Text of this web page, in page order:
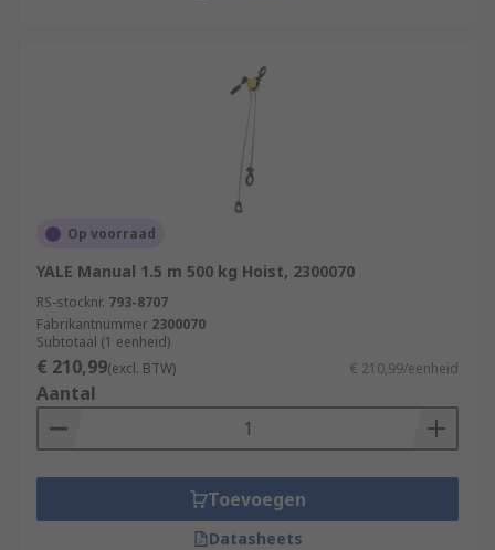
Op voorraad
YALE Manual 1.5 m 500 kg Hoist, 2300070
RS-stocknr. 793-8707
Fabrikantnummer 2300070
Subtotaal (1 eenheid)
€ 210,99(excl. BTW) € 210,99/eenheid
Aantal
Toevoegen
Datasheets